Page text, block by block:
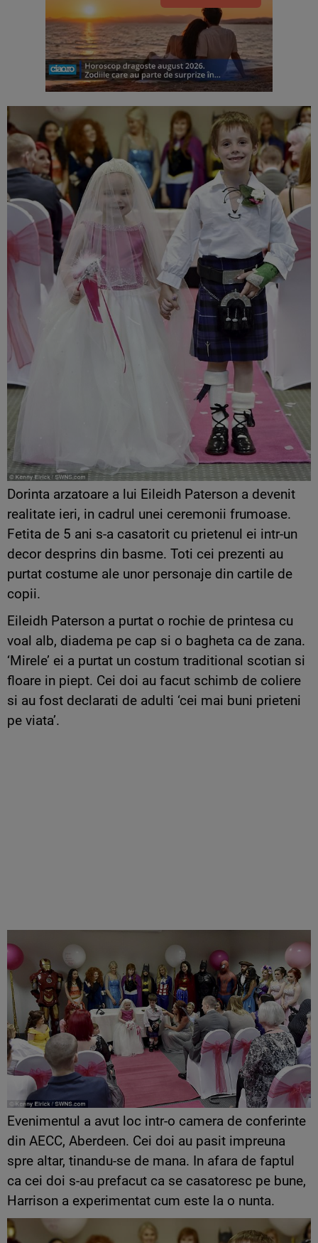
Dorinta arzatoare a lui Eileidh Paterson a devenit
realitate ieri, in cadrul unei ceremonii frumoase.
Fetita de 5 ani s-a casatorit cu prietenul ei intr-un
decor desprins din basme. Toti cei prezenti au
purtat costume ale unor personaje din cartile de
copii.
Eileidh Paterson a purtat o rochie de printesa cu
voal alb, diadema pe cap si o bagheta ca de zana.
‘Mirele’ ei a purtat un costum traditional scotian si
floare in piept. Cei doi au facut schimb de coliere
si au fost declarati de adulti ‘cei mai buni prieteni
pe viata’.
Evenimentul a avut loc intr-o camera de conferinte
din AECC, Aberdeen. Cei doi au pasit impreuna
spre altar, tinandu-se de mana. In afara de faptul
ca cei doi s-au prefacut ca se casatoresc pe bune,
Harrison a experimentat cum este la o nunta.